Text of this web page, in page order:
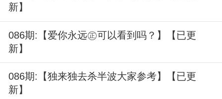
新】
086期:【爱你永远㊣可以看到吗？】【已更
新】
086期:【独来独去杀半波大家参考】【已更
新】